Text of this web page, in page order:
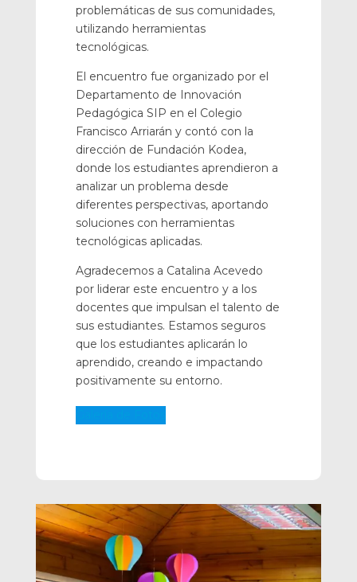
problemáticas de sus comunidades,
utilizando herramientas
tecnológicas.
El encuentro fue organizado por el
Departamento de Innovación
Pedagógica SIP en el Colegio
Francisco Arriarán y contó con la
dirección de Fundación Kodea,
donde los estudiantes aprendieron a
analizar un problema desde
diferentes perspectivas, aportando
soluciones con herramientas
tecnológicas aplicadas.
Agradecemos a Catalina Acevedo
por liderar este encuentro y a los
docentes que impulsan el talento de
sus estudiantes. Estamos seguros
que los estudiantes aplicarán lo
aprendido, creando e impactando
positivamente su entorno.